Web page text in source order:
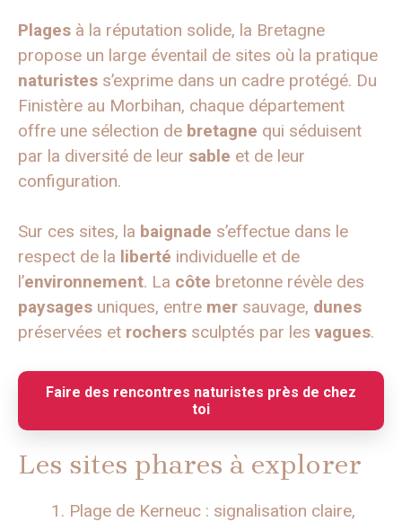
Plages à la réputation solide, la Bretagne
propose un large éventail de sites où la pratique
naturistes s’exprime dans un cadre protégé. Du
Finistère au Morbihan, chaque département
offre une sélection de bretagne qui séduisent
par la diversité de leur sable et de leur
configuration.
Sur ces sites, la baignade s’effectue dans le
respect de la liberté individuelle et de
l’environnement. La côte bretonne révèle des
paysages uniques, entre mer sauvage, dunes
préservées et rochers sculptés par les vagues.
Faire des rencontres naturistes près de chez
toi
Les sites phares à explorer
Plage de Kerneuc : signalisation claire,